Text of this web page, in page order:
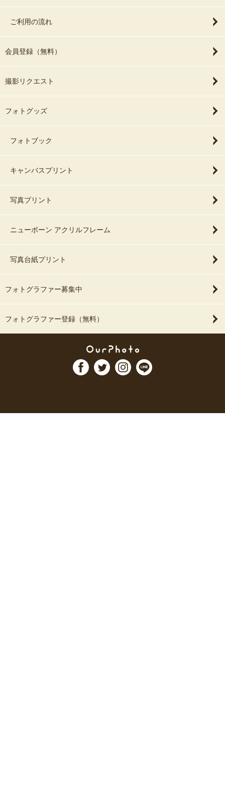
ご利用の流れ
会員登録（無料）
撮影リクエスト
フォトグッズ
フォトブック
キャンバスプリント
写真プリント
ニューボーン アクリルフレーム
写真台紙プリント
フォトグラファー募集中
フォトグラファー登録（無料）